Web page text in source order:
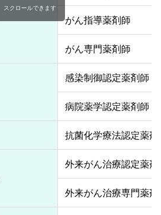
がん指導薬剤師
がん専門薬剤師
感染制御認定薬剤師
病院薬学認定薬剤師
抗菌化学療法認定薬剤
外来がん治療認定薬剤
外来がん治療専門薬剤
スクロールできます